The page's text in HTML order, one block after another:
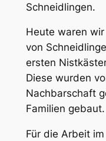
Schneidlingen.
Heute waren
von
ersten
Diese wurden
Nachbarschaft
Familien gebaut.
Für die Arbeit